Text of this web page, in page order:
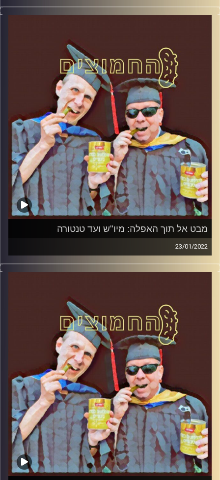
המערכת הפוליטית על ספת הפסיכולוג, עם פרופסור בועז בן-
דוד ופרופסור גלעד הירשברגר
מבט אל תוך האפלה: מיו"ש ועד טנטורה
23/01/2022
המערכת הפוליטית על ספת הפסיכולוג, עם פרופסור בועז בן-
דוד ופרופסור גלעד הירשברגר